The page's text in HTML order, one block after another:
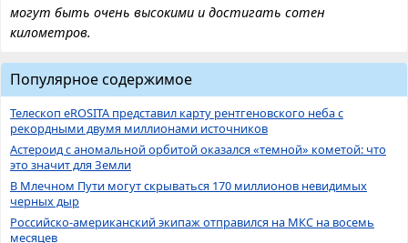
могут быть очень высокими и достигать сотен
километров.
Популярное содержимое
Телескоп eROSITA представил карту рентгеновского неба с
рекордными двумя миллионами источников
Астероид с аномальной орбитой оказался «темной» кометой: что
это значит для Земли
В Млечном Пути могут скрываться 170 миллионов невидимых
черных дыр
Российско-американский экипаж отправился на МКС на восемь
месяцев